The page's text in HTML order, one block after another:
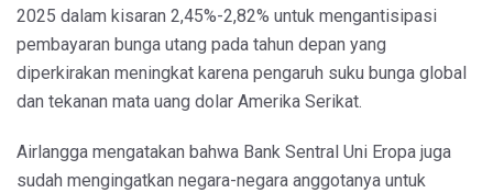
2025 dalam kisaran 2,45%-2,82% untuk mengantisipasi
pembayaran bunga utang pada tahun depan yang
diperkirakan meningkat karena pengaruh suku bunga global
dan tekanan mata uang dolar Amerika Serikat.
Airlangga mengatakan bahwa Bank Sentral Uni Eropa juga
sudah mengingatkan negara-negara anggotanya untuk